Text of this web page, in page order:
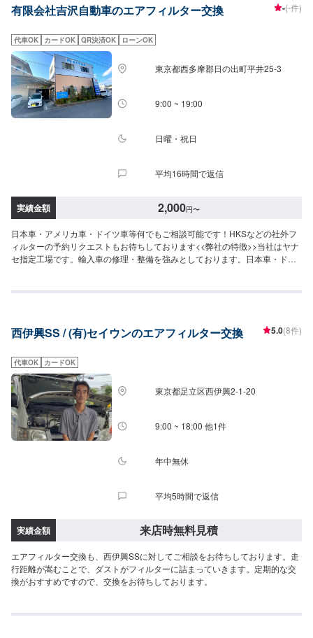
有限会社吉沢自動車のエアフィルター交換 -(-件)
代車OK カードOK QR決済OK ローンOK
東京都西多摩郡日の出町平井25-3
9:00 ~ 19:00
日曜・祝日
平均16時間で返信
実績金額 2,000円〜
日本車・アメリカ車・ドイツ車等何でもご相談可能です！HKSなどの社外フ
ィルターの予約リクエストもお待ちしております<<弊社の特徴>>当社はヤナ
セ指定工場です。輸入車の修理・整備を強みとしております。日本車・ドイ
です。<<国家資格を持った整備士が多数在籍>>二級整備士・三級整備士が多
西伊興SS / (有)セイウンのエアフィルター交換 5.0(8件)
代車OK カードOK
東京都足立区西伊興2-1-20
9:00 ~ 18:00 他1件
年中無休
平均5時間で返信
実績金額 来店時無料見積
エアフィルター交換も、西伊興SSに対してご相談をお待ちしております。走
行距離が嵩むことで、ダストがフィルターに詰まっていきます。定期的な交
換がおすすめですので、交換をお待ちしております。